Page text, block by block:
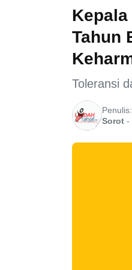
Tahun
Toleransi
Penulis:
Sorot -